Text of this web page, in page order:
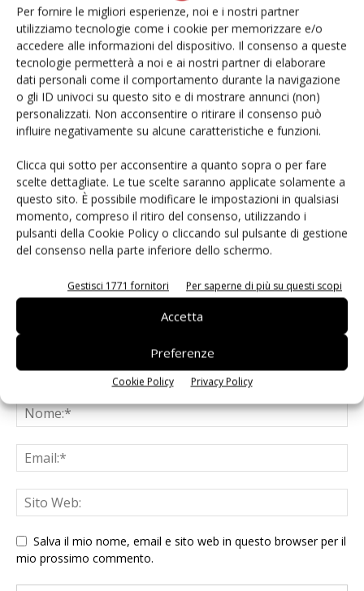
Per fornire le migliori esperienze, noi e i nostri partner
utilizziamo tecnologie come i cookie per memorizzare e/o
accedere alle informazioni del dispositivo. Il consenso a queste
tecnologie permetterà a noi e ai nostri partner di elaborare
dati personali come il comportamento durante la navigazione
o gli ID univoci su questo sito e di mostrare annunci (non)
personalizzati. Non acconsentire o ritirare il consenso può
influire negativamente su alcune caratteristiche e funzioni.
Clicca qui sotto per acconsentire a quanto sopra o per fare
scelte dettagliate. Le tue scelte saranno applicate solamente a
questo sito. È possibile modificare le impostazioni in qualsiasi
momento, compreso il ritiro del consenso, utilizzando i
pulsanti della Cookie Policy o cliccando sul pulsante di gestione
del consenso nella parte inferiore dello schermo.
Gestisci 1771 fornitori Per saperne di più su questi scopi
Accetta
Preferenze
Cookie Policy Privacy Policy
Giuseppe Nardella. 1938 – 2018
Approvato il nuovo disciplinare della
Pera Igp dell’Emilia Romagna
LASCIA UN COMMENTO
Salva il mio nome, email e sito web in questo browser per il
mio prossimo commento.